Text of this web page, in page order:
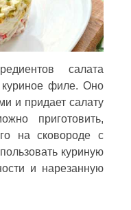
салата
филе. Оно
и придает салату
приготовить,
на сковороде с
куриную
и нарезанную